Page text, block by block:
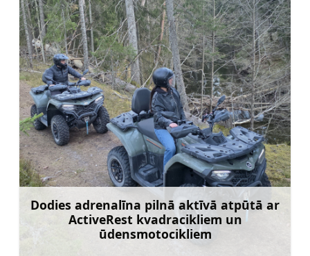
Dodies adrenalīna pilnā aktīvā atpūtā ar
ActiveRest kvadracikliem un
ūdensmotocikliem